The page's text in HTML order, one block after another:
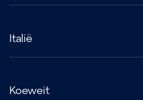
Italië
Koeweit